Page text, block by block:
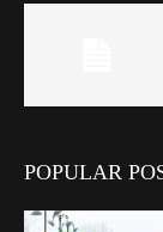
POPULAR